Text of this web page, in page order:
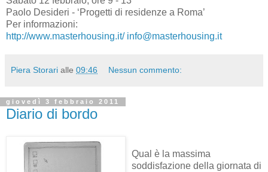
Paolo Desideri - ‘Progetti di residenze a Roma’
Per informazioni:
http://www.masterhousing.it/ info@masterhousing.it
Piera Storari alle 09:46 Nessun commento:
giovedì 3 febbraio 2011
Diario di bordo
Qual è la massima
soddisfazione della giornata di